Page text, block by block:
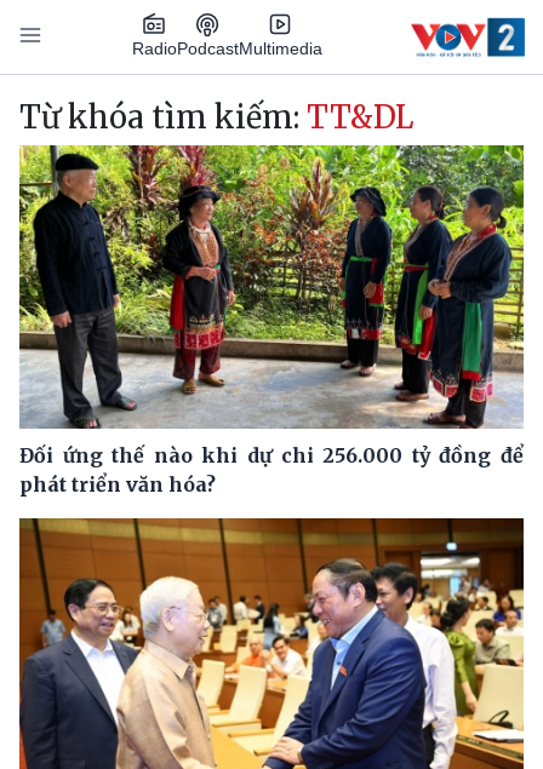
Nhảy đến nội dung
RadioPodcastMultimedia
Main navigation
Từ khóa tìm kiếm: TT&DL
Đối ứng thế nào khi dự chi 256.000 tỷ đồng để
phát triển văn hóa?